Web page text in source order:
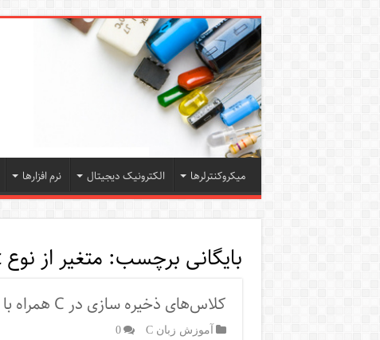
میکروکنترلرها الکترونیک دیجیتال نرم افزارها
بایگانی برچسب: متغیر از نوع static
کلاس‌های ذخیره سازی در C همراه با مثال auto، extern، static، register
آموزش زبان C 0